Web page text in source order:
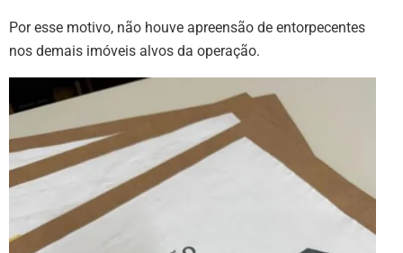
Por esse motivo, não houve apreensão de entorpecentes
nos demais imóveis alvos da operação.